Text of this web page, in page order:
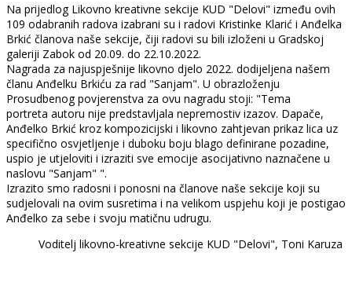
Na prijedlog Likovno kreativne sekcije KUD "Delovi" između ovih
109 odabranih radova izabrani su i radovi Kristinke Klarić i Anđelka
Brkić članova naše sekcije, čiji radovi su bili izloženi u Gradskoj
galeriji Zabok od 20.09. do 22.10.2022.
Nagrada za najuspješnije likovno djelo 2022. dodijeljena našem
članu Anđelku Brkiću za rad "Sanjam". U obrazloženju
Prosudbenog povjerenstva za ovu nagradu stoji: "Tema
portreta autoru nije predstavljala nepremostiv izazov. Dapače,
Anđelko Brkić kroz kompozicijski i likovno zahtjevan prikaz lica uz
specifično osvjetljenje i duboku boju blago definirane pozadine,
uspio je utjeloviti i izraziti sve emocije asocijativno naznačene u
naslovu "Sanjam" ".
Izrazito smo radosni i ponosni na članove naše sekcije koji su
sudjelovali na ovim susretima i na velikom uspjehu koji je postigao
Anđelko za sebe i svoju matičnu udrugu.
Voditelj likovno-kreativne sekcije KUD "Delovi", Toni Karuza